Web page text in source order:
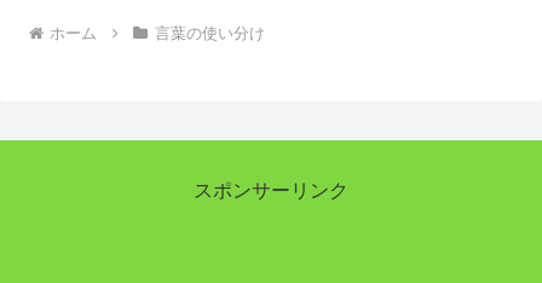
ホーム 言葉の使い分け
スポンサーリンク